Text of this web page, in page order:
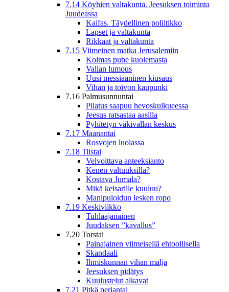
7.14 Köyhien valtakunta. Jeesuksen toiminta
Juudeassa
Kaifas. Täydellinen poliitikko
Lapset ja valtakunta
Rikkaat ja valtakunta
7.15 Viimeinen matka Jerusalemiin
Kolmas puhe kuolemasta
Vallan lumous
Uusi messiaaninen kiusaus
Vihan ja toivon kaupunki
7.16 Palmusunnuntai
Pilatus saapuu hevoskulkueessa
Jeesus ratsastaa aasilla
Pyhitetyn väkivallan keskus
7.17 Maanantai
Rosvojen luolassa
7.18 Tiistai
Velvoittava anteeksianto
Kenen valtuuksilla?
Kostava Jumala?
Mikä keisarille kuuluu?
Manipuloidun lesken ropo
7.19 Keskiviikko
Tuhlaajanainen
Juudaksen ”kavallus”
7.20 Torstai
Painajainen viimeisellä ehtoollisella
Skandaali
Ihmiskunnan vihan malja
Jeesuksen pidätys
Kuulustelut alkavat
7.21 Pitkä perjantai